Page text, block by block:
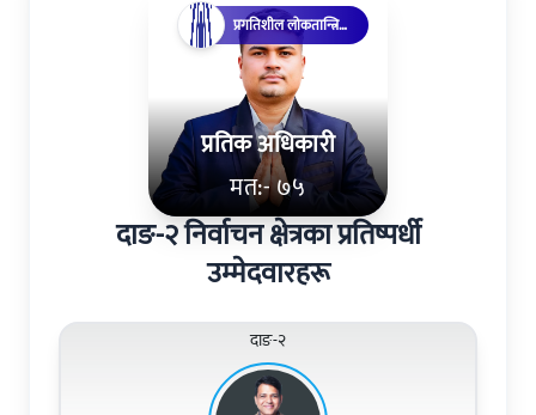
प्रतिक अधिकारी
मत:- ७५
प्रगतिशील लोकतान्त्रिक
पार्टी
दाङ-२ निर्वाचन क्षेत्रका प्रतिष्पर्धी
उम्मेदवारहरू
दाङ-२